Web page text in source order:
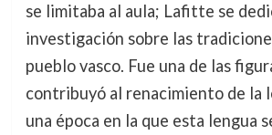
se limitaba al aula; Lafitte se
investigación sobre las
pueblo vasco. Fue una de las
contribuyó al renacimiento de la
una época en la que esta lengua